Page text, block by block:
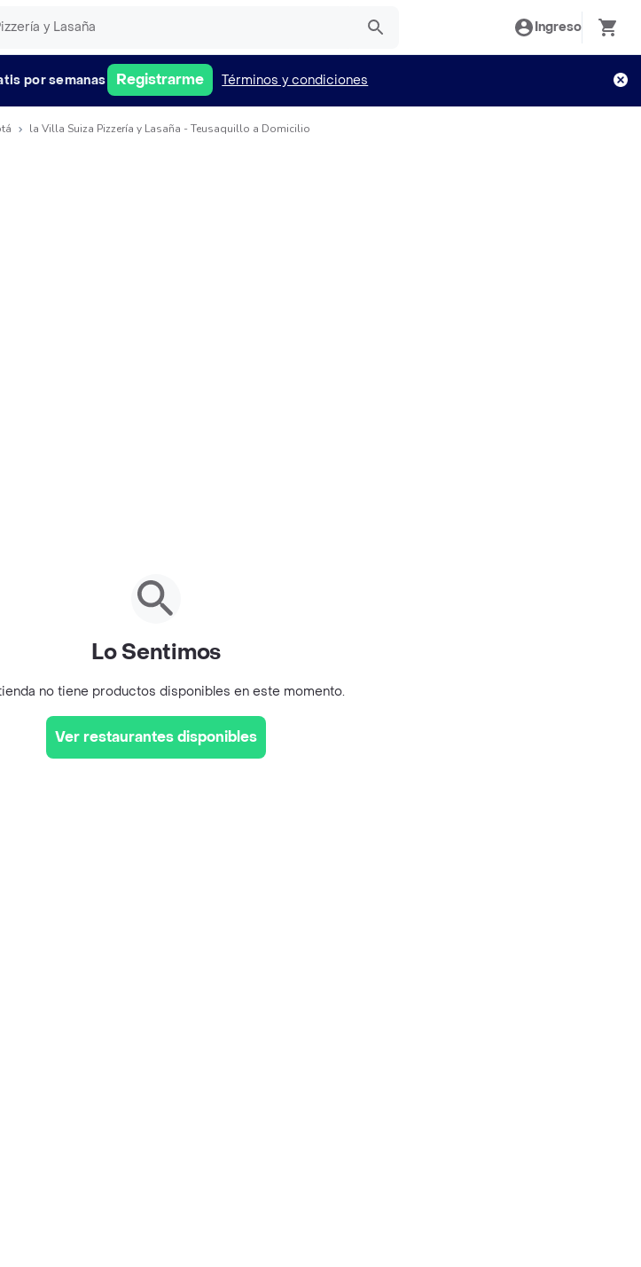
Ingreso
por semanas Registrarme Términos y condiciones
la Villa Suiza Pizzería y Lasaña - Teusaquillo a Domicilio
Lo Sentimos
no tiene productos disponibles en este momento.
Ver restaurantes disponibles